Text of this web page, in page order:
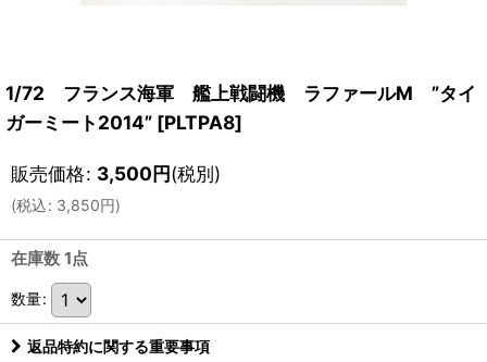
1/72 フランス海軍 艦上戦闘機 ラファールM ”タイ
ガーミート2014” [PLTPA8]
販売価格: 3,500円(税別)
(税込: 3,850円)
在庫数 1点
数量:
返品特約に関する重要事項